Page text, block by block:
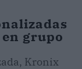
grupo
Kronix